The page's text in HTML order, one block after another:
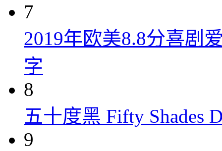
7
2019年欧美8.8分喜剧
字
8
五十度黑 Fifty Shades
9